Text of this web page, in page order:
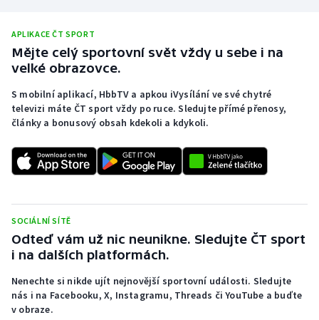
APLIKACE ČT SPORT
Mějte celý sportovní svět vždy u sebe i na
velké obrazovce.
S mobilní aplikací, HbbTV a apkou iVysílání ve své chytré
televizi máte ČT sport vždy po ruce. Sledujte přímé přenosy,
články a bonusový obsah kdekoli a kdykoli.
SOCIÁLNÍ SÍTĚ
Odteď vám už nic neunikne. Sledujte ČT sport
i na dalších platformách.
Nenechte si nikde ujít nejnovější sportovní události. Sledujte
nás i na Facebooku, X, Instagramu, Threads či YouTube a buďte
v obraze.